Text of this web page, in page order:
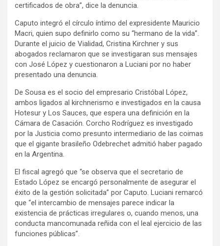
certificados de obra”, dice la denuncia.
Caputo integró el círculo íntimo del expresidente Mauricio
Macri, quien supo definirlo como su “hermano de la vida”.
Durante el juicio de Vialidad, Cristina Kirchner y sus
abogados reclamaron que se investigaran sus mensajes
con José López y cuestionaron a Luciani por no haber
presentado una denuncia.
De Sousa es el socio del empresario Cristóbal López,
ambos ligados al kirchnerismo e investigados en la causa
Hotesur y Los Sauces, que espera una definición en la
Cámara de Casación. Corcho Rodríguez es investigado
por la Justicia como presunto intermediario de las coimas
que el gigante brasileño Odebrechet admitió haber pagado
en la Argentina.
El fiscal agregó que “se observa que el secretario de
Estado López se encargó personalmente de asegurar el
éxito de la gestión solicitada” por Caputo. Luciani remarcó
que “el intercambio de mensajes parece indicar la
existencia de prácticas irregulares o, cuando menos, una
conducta mancomunada reñida con el leal ejercicio de las
funciones públicas”.